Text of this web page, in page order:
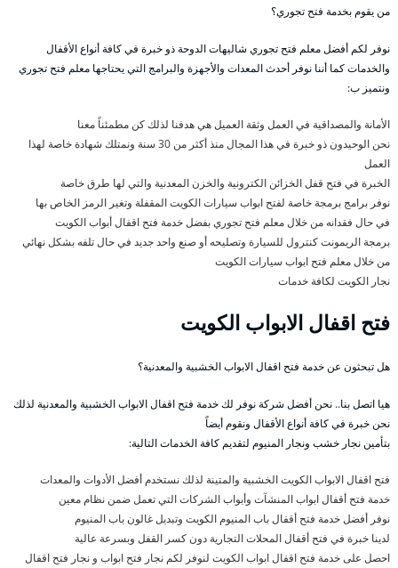
من يقوم بخدمة فتح تجوري؟
نوفر لكم أفضل معلم فتح تجوري شاليهات الدوحة ذو خبرة في كافة أنواع الأقفال
والخدمات كما أننا نوفر أحدث المعدات والأجهزة والبرامج التي يحتاجها معلم فتح تجوري
ونتميز ب:
الأمانة والمصداقية في العمل وثقة العميل هي هدفنا لذلك كن مطمئناً معنا
نحن الوحيدون ذو خبرة في هذا المجال منذ أكثر من 30 سنة ونمتلك شهادة خاصة لهذا
العمل
الخبرة في فتح قفل الخزائن الكترونية والخزن المعدنية والتي لها طرق خاصة
نوفر برامج برمجة خاصة لفتح ابواب سيارات الكويت المقفلة وتغير الرمز الخاص بها
في حال فقدانه من خلال معلم فتح تجوري بفضل خدمة فتح اقفال أبواب الكويت
برمجة الريمونت كنترول للسيارة وتصليحه أو صنع واحد جديد في حال تلفه بشكل نهائي
من خلال معلم فتح ابواب سيارات الكويت
نجار الكويت لكافة خدمات
فتح اقفال الابواب الكويت
هل تبحثون عن خدمة فتح اقفال الابواب الخشبية والمعدنية؟
هيا اتصل بنا.. نحن أفضل شركة نوفر لك خدمة فتح اقفال الابواب الخشبية والمعدنية لذلك
نحن خبرة في كافة أنواع الأقفال ونقوم أيضاً
بتأمين نجار خشب ونجار المنيوم لتقديم كافة الخدمات التالية:
فتح اقفال الابواب الكويت الخشبية والمتينة لذلك نستخدم أفضل الأدوات والمعدات
خدمة فتح أقفال ابواب المنشآت وأبواب الشركات التي تعمل ضمن نظام معين
نوفر أفضل خدمة فتح أقفال باب المنيوم الكويت وتبديل غالون باب المنيوم
لدينا خبرة في فتح أقفال المحلات التجارية دون كسر القفل وبسرعة عالية
احصل على خدمة فتح اقفال ابواب الكويت لنوفر لكم نجار فتح ابواب و نجار فتح اقفال